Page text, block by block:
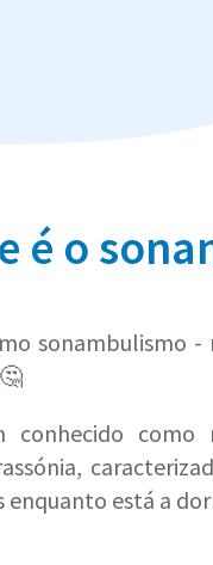
é o
sonambulismo -
conhecido como
enquanto está a